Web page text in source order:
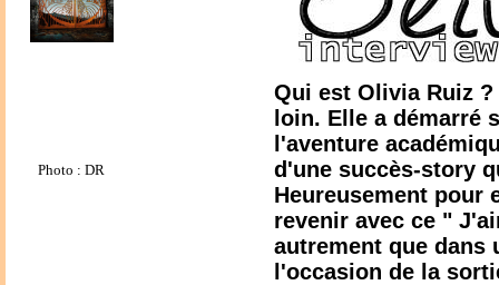
Photo : DR
Qui est Olivia Ruiz
loin. Elle a démarré
l'aventure
d'une succès-story
Heureusement pour
revenir avec ce "
autrement que dans
l'occasion de la